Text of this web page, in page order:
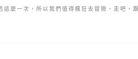
麼一次，所以我們值得瘋狂去冒險，走吧，